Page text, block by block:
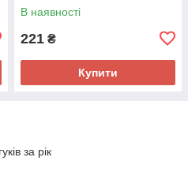
В наявності
221 ₴
Купити
за рік